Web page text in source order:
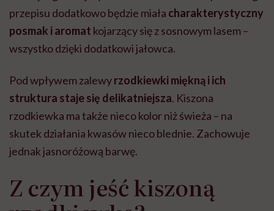
przepisu dodatkowo będzie miała charakterystyczny
posmak i aromat kojarzący się z sosnowym lasem –
wszystko dzięki dodatkowi jałowca.
Pod wpływem zalewyrzodkiewki miękną i ich
struktura staje się delikatniejsza. Kiszona
rzodkiewka ma także nieco kolor niż świeża – na
skutek działania kwasów nieco blednie. Zachowuje
jednak jasnoróżową barwę.
Z czym jeść kiszoną